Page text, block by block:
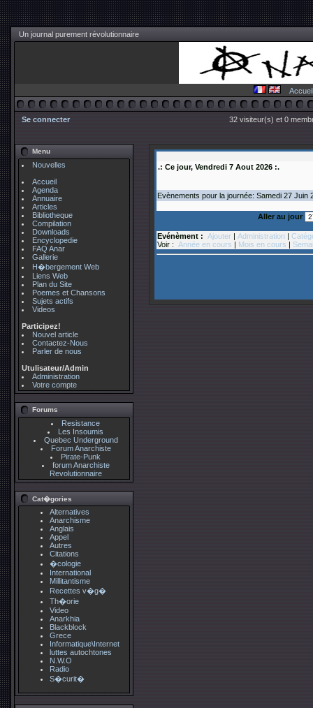
Un journal purement révolutionnaire
Accueil
Se connecter 32 visiteur(s) et 0
Menu
Nouvelles
Accueil
Agenda
Annuaire
Articles
Bibliotheque
Compilation
Downloads
Encyclopedie
FAQ Anar
Gallerie
H�bergement Web
Liens Web
Plan du Site
Poemes et Chansons
Sujets actifs
Videos
Participez!
Nouvel article
Contactez-Nous
Parler de nous
Utulisateur/Admin
Administration
Votre compte
Forums
Resistance
Les Insoumis
Quebec Underground
Forum Anarchiste
Pirate-Punk
forum Anarchiste
Revolutionnaire
Cat�gories
Alternatives
Anarchisme
Anglais
Appel
Autres
Citations
�cologie
International
Millitantisme
Recettes v�g�
Th�orie
Video
Anarkhia
Blackblock
Grece
Informatique\Internet
luttes autochtones
N.W.O
Radio
S�curit�
.: Ce jour, Vendredi 7 Aout 2026 :.
Evènements pour la journée: Samedi 27 Juin
Aller au jour
Evénèment : Ajouter | Administration |
Voir : Année en cours | Mois en cours |